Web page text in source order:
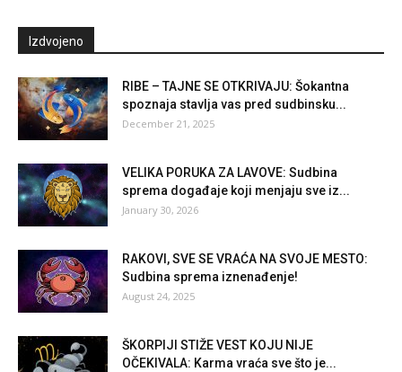
Izdvojeno
RIBE – TAJNE SE OTKRIVAJU: Šokantna
spoznaja stavlja vas pred sudbinsku...
December 21, 2025
VELIKA PORUKA ZA LAVOVE: Sudbina
sprema događaje koji menjaju sve iz...
January 30, 2026
RAKOVI, SVE SE VRAĆA NA SVOJE MESTO:
Sudbina sprema iznenađenje!
August 24, 2025
ŠKORPIJI STIŽE VEST KOJU NIJE
OČEKIVALA: Karma vraća sve što je...